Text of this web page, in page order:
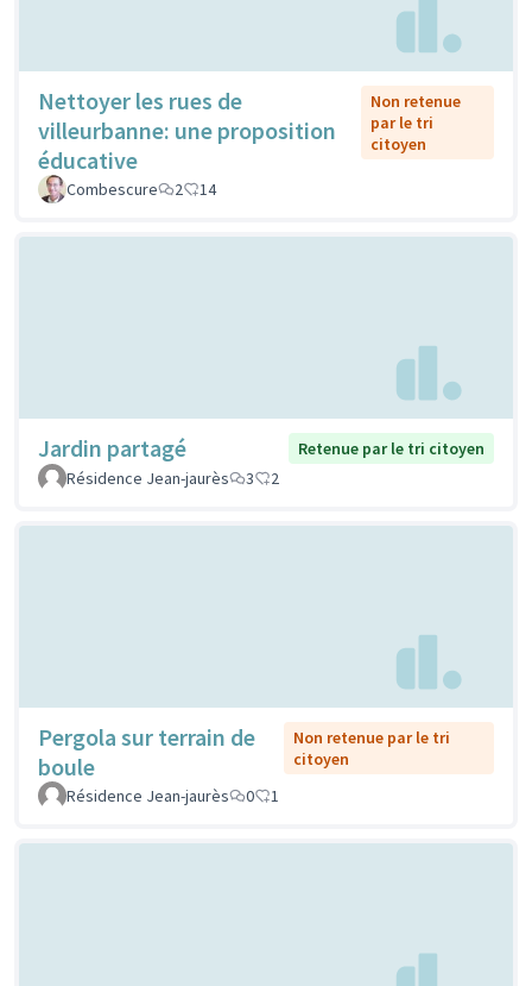
Nettoyer les rues de
villeurbanne: une proposition
éducative
Non retenue
par le tri
citoyen
Combescure 2 14
Jardin partagé
Retenue par le tri citoyen
Résidence Jean-jaurès
3 2
Pergola sur terrain de
boule
Non retenue par le tri
citoyen
Résidence Jean-jaurès
0 1